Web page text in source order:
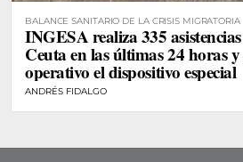
BALANCE SANITARIO DE LA CRISIS MIGRATORIA
INGESA realiza 335
Ceuta en las últimas 24 horas
operativo el dispositivo especial
ANDRÉS FIDALGO